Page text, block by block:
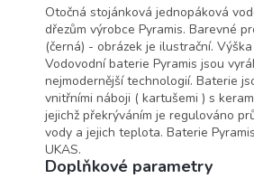
Otočná stojánková jednopáková
dřezům výrobce Pyramis. Barevné
(černá) - obrázek je ilustrační.
Vodovodní baterie Pyramis jsou
nejmodernější technologií. Baterie
vnitřními náboji ( kartušemi ) s
jejichž překrýváním je regulováno
vody a jejich teplota. Baterie
UKAS.
Doplňkové parametry